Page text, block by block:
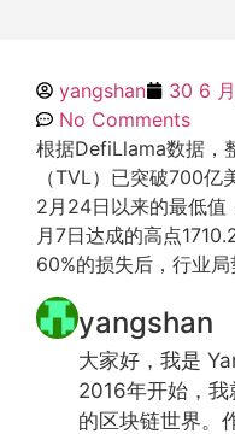
yangshan 30 6
No Comments
根据DefiLlama数据，
（TVL）已突破700
2月24日以来的最低值
月7日达成的高点
60%的损失后，行业局
yangshan
大家好，我是
2016年开始，
的区块链世界。